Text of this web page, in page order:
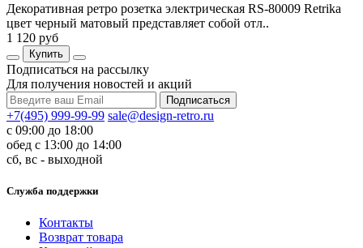
Декоративная ретро розетка электрическая RS-80009 Retrika
цвет черный матовый представляет собой отл..
1 120 руб
Купить
Подписаться на рассылку
Для получения новостей и акций
+7(495) 999-99-99 sale@design-retro.ru
с 09:00 до 18:00
обед с 13:00 до 14:00
сб, вс - выходной
Служба поддержки
Контакты
Возврат товара